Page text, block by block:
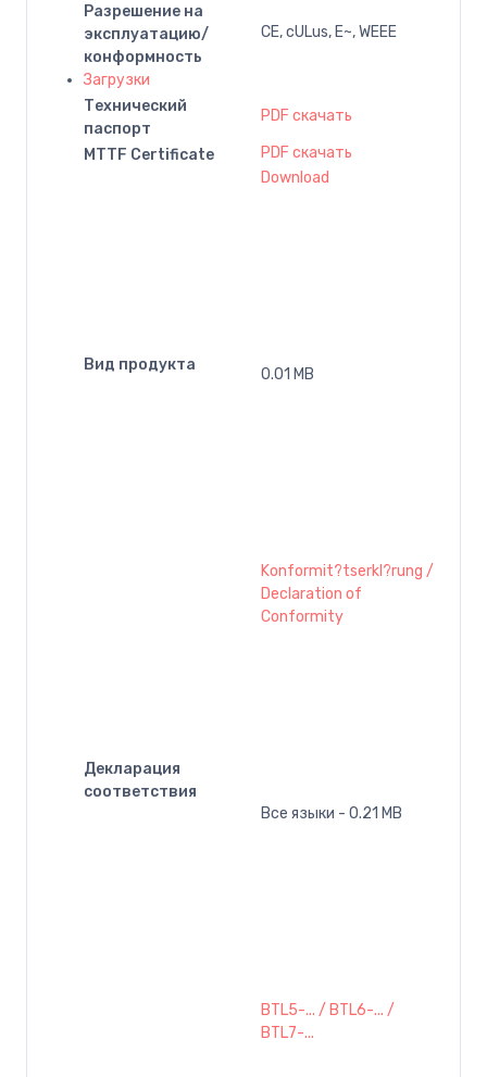
Разрешение на
эксплуатацию/
конформность
CE, cULus, E~, WEEE
Загрузки
Технический
паспорт
PDF скачать
MTTF Certificate PDF скачать
Вид продукта
Download
0.01 MB
Декларация
соответствия
Konformit?tserkl?rung /
Declaration of
Conformity
Все языки - 0.21 MB
BTL5-... / BTL6-... /
BTL7-...